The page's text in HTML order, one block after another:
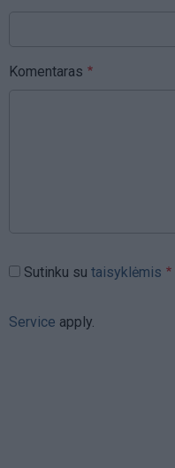
Komentaras
Sutinku su taisyklėmis
Service apply.